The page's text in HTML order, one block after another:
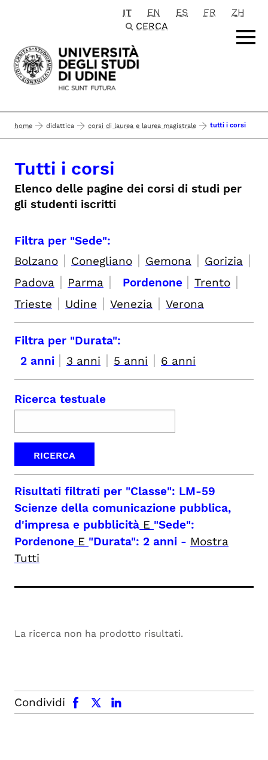
Passa al contenuto principale
IT EN ES FR
ZH
CERCA
home didattica corsi di laurea e laurea magistrale tutti i corsi
Tutti i corsi
Elenco delle pagine dei corsi di studi per
gli studenti iscritti
Filtra per "Sede":
Bolzano | Conegliano | Gemona | Gorizia |
Padova | Parma | Pordenone | Trento |
Trieste | Udine | Venezia | Verona
Filtra per "Durata":
2 anni | 3 anni | 5 anni | 6 anni
Ricerca testuale
Risultati filtrati per "Classe": LM-59
Scienze della comunicazione pubblica,
d'impresa e pubblicità E "Sede":
Pordenone E "Durata": 2 anni - Mostra
Tutti
La ricerca non ha prodotto risultati.
Condividi
facebook x.com linkedin